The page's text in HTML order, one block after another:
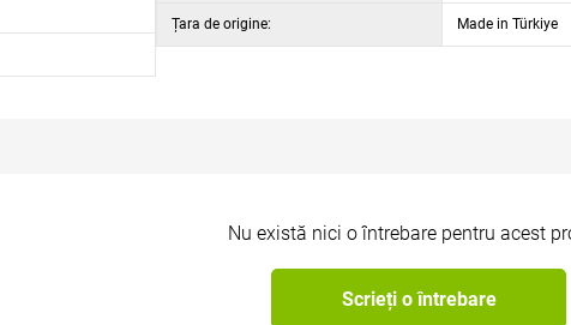
Țara de origine: Made in Türkiye
Nu există nici o întrebare pentru acest
Scrieți o întrebare